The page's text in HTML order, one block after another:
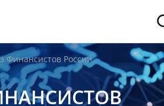
Финансистов России